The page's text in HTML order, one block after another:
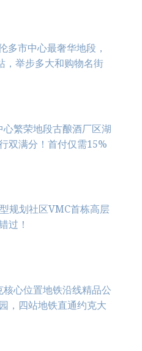
多市中心最奢华地段，
，举步多大和购物名街
心繁荣地段古酿酒厂区湖
双满分！首付仅需15%
规划社区VMC首栋高层
过！
心位置地铁沿线精品公
，四站地铁直通约克大